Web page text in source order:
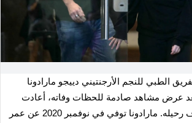
الطبي للنجم الأرجنتيني دييجو مارادونا
عرض مشاهد صادمة للحظات وفاته، أعادت
الجدل حول ظروف رحيله. مارادونا توفي في نوفمبر 2020 عن عمر